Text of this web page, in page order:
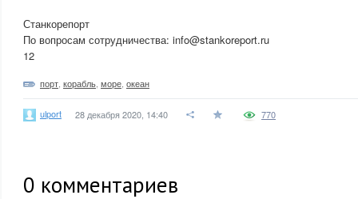
Станкорепорт
По вопросам сотрудничества: info@stankoreport.ru
12
порт корабль море океан
ulport 28 декабря 2020, 14:40 770
0 комментариев